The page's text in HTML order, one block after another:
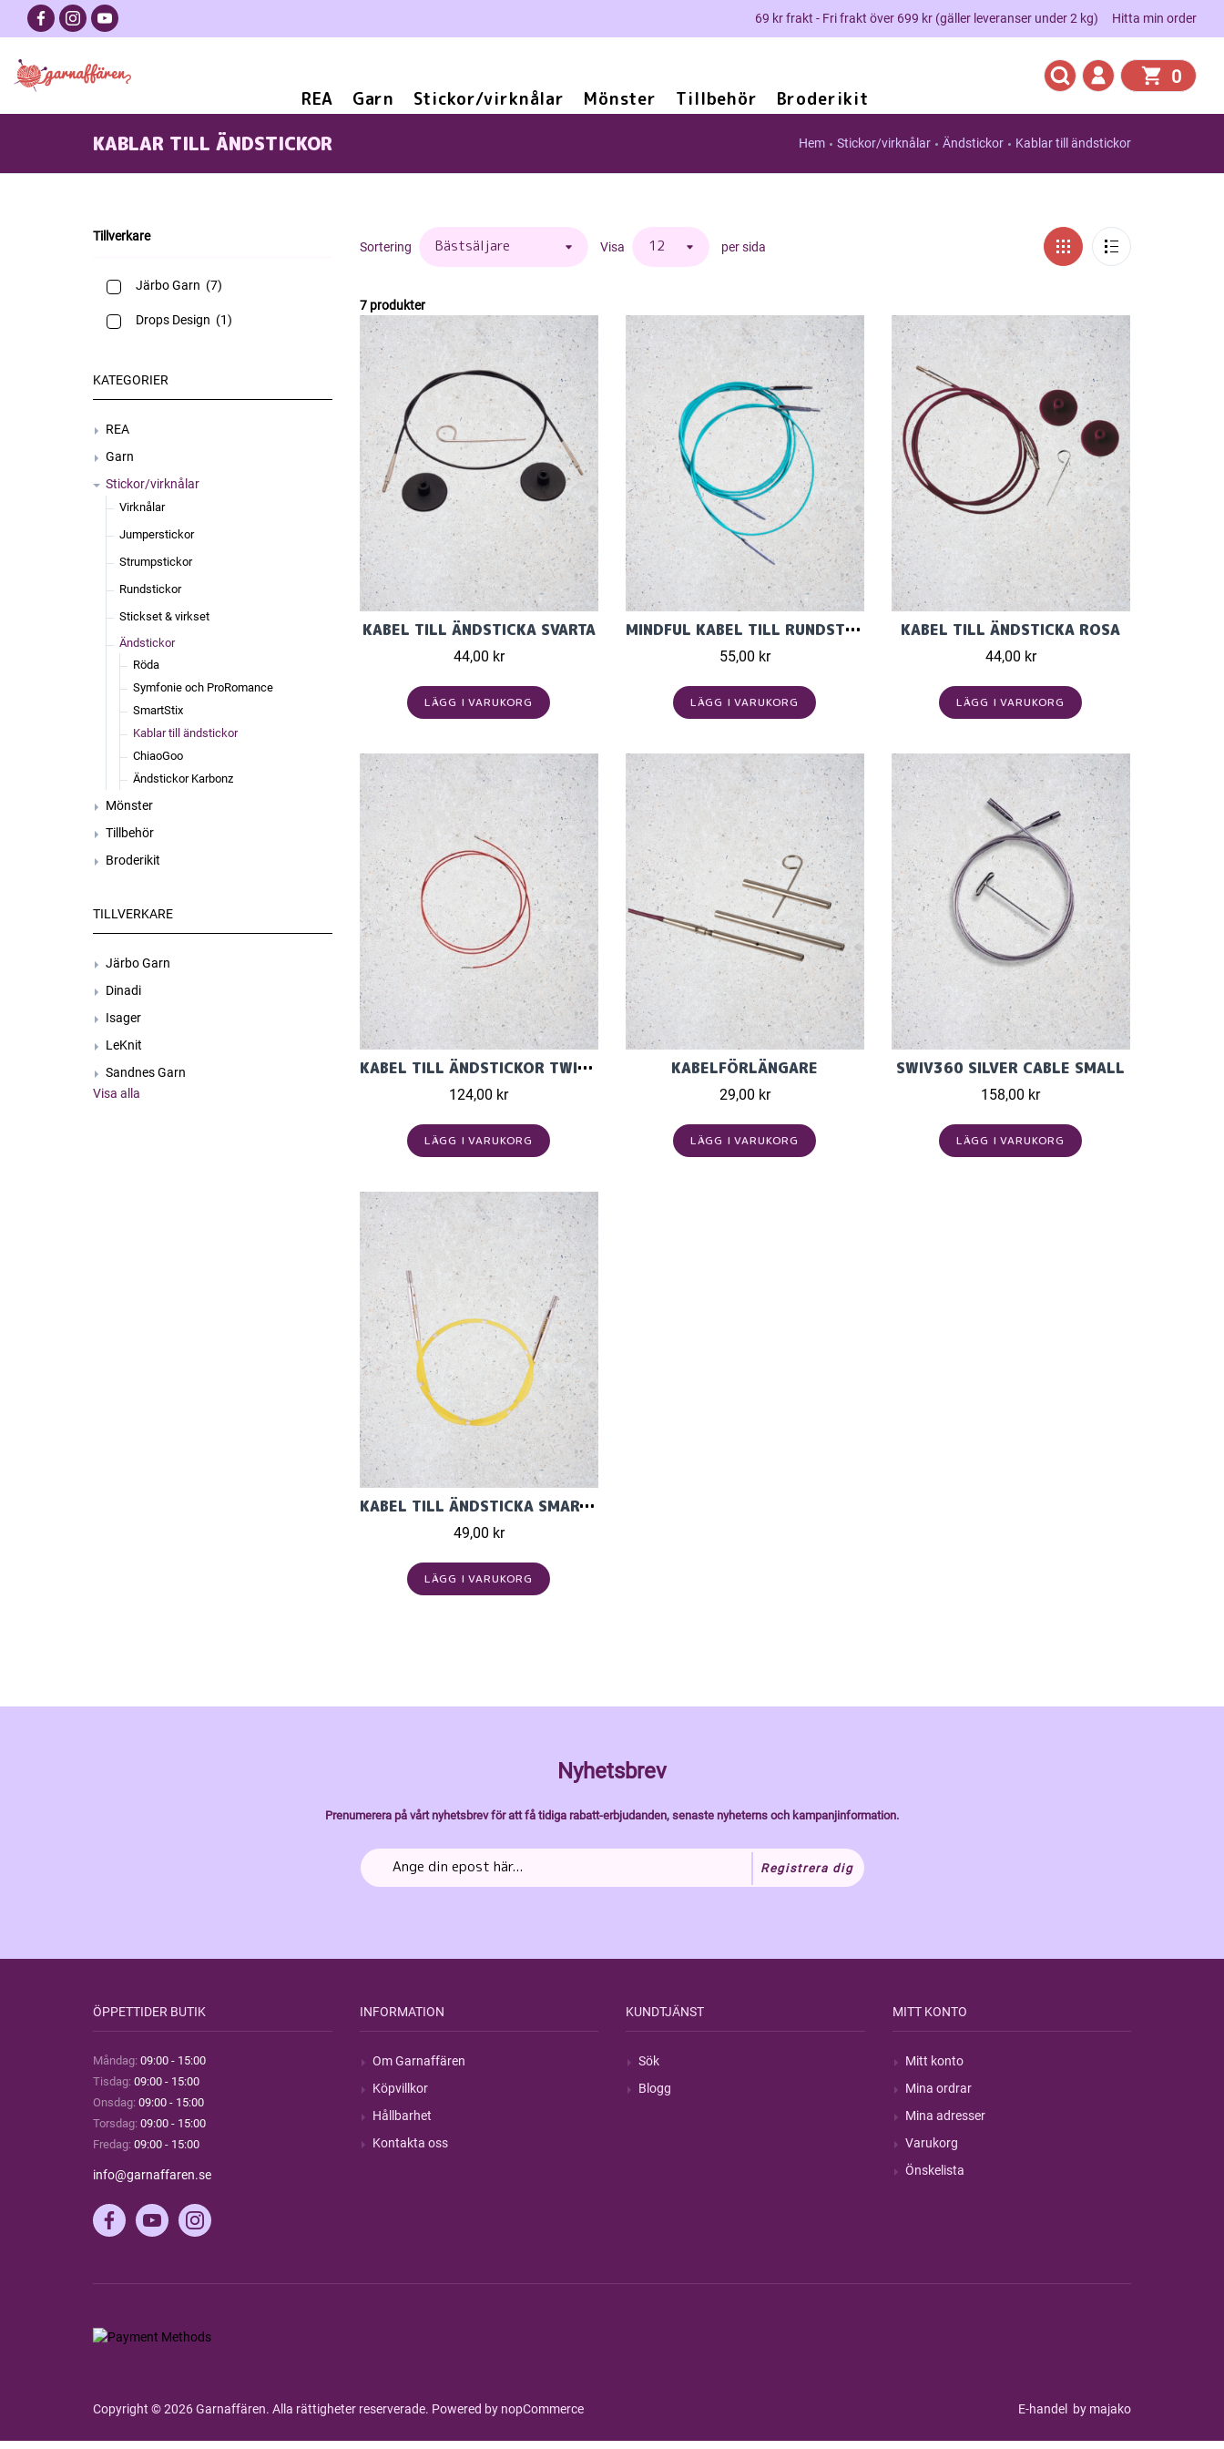
69 kr frakt - Fri frakt över 699 kr (gäller leveranser under 2 kg) Hitta min order
REA Garn Stickor/virknålar Mönster Tillbehör Broderikit
0
KABLAR TILL ÄNDSTICKOR Hem Stickor/virknålar Ändstickor Kablar till ändstickor
Sortering Visa per sida
7 produkter
KABEL TILL ÄNDSTICKA SVARTA
44,00 kr
LÄGG I VARUKORG
MINDFUL KABEL TILL RUNDSTICKA
55,00 kr
LÄGG I VARUKORG
KABEL TILL ÄNDSTICKA ROSA
44,00 kr
LÄGG I VARUKORG
KABEL TILL ÄNDSTICKOR TWIST RED
124,00 kr
LÄGG I VARUKORG
KABELFÖRLÄNGARE
29,00 kr
LÄGG I VARUKORG
SWIV360 SILVER CABLE SMALL
158,00 kr
LÄGG I VARUKORG
KABEL TILL ÄNDSTICKA SMARTSTIX
49,00 kr
LÄGG I VARUKORG
Tillverkare
Järbo Garn (7)
Drops Design (1)
KATEGORIER
REA
Garn
Stickor/virknålar
Virknålar
Jumperstickor
Strumpstickor
Rundstickor
Stickset & virkset
Ändstickor
Röda
Symfonie och ProRomance
SmartStix
Kablar till ändstickor
ChiaoGoo
Ändstickor Karbonz
Mönster
Tillbehör
Broderikit
TILLVERKARE
Järbo Garn
Dinadi
Isager
LeKnit
Sandnes Garn
Visa alla
Nyhetsbrev
Prenumerera på vårt nyhetsbrev för att få tidiga rabatt-erbjudanden, senaste nyheterns och kampanjinformation.
Registrera dig
ÖPPETTIDER BUTIK
Måndag: 09:00 - 15:00
Tisdag: 09:00 - 15:00
Onsdag: 09:00 - 15:00
Torsdag: 09:00 - 15:00
Fredag: 09:00 - 15:00
info@garnaffaren.se
INFORMATION
Om Garnaffären
Köpvillkor
Hållbarhet
Kontakta oss
KUNDTJÄNST
Sök
Blogg
MITT KONTO
Mitt konto
Mina ordrar
Mina adresser
Varukorg
Önskelista
Copyright © 2026 Garnaffären. Alla rättigheter reserverade. Powered by nopCommerce E-handel by majako